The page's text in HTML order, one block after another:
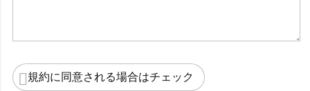
規約に同意される場合はチェック